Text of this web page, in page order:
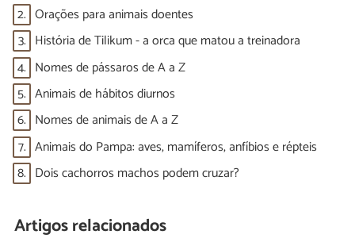
2. Orações para animais doentes
3. História de Tilikum - a orca que matou a treinadora
4. Nomes de pássaros de A a Z
5. Animais de hábitos diurnos
6. Nomes de animais de A a Z
7. Animais do Pampa: aves, mamíferos, anfíbios e répteis
8. Dois cachorros machos podem cruzar?
Artigos relacionados